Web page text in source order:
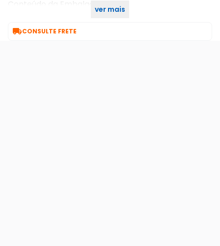
Conteúdo da Embalagem:ver mais
CONSULTE FRETE